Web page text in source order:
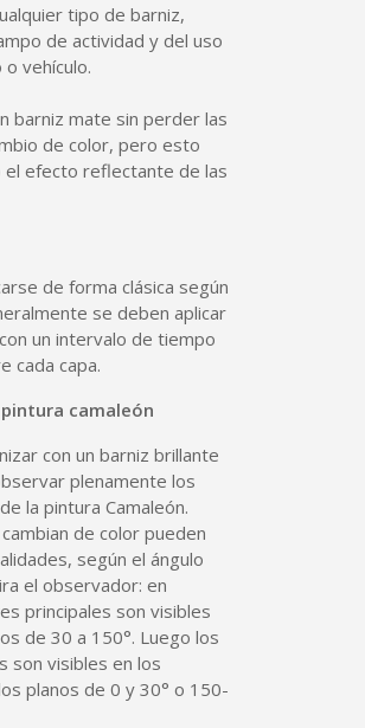
tipo de barniz,
de actividad y del uso
vehículo.
barniz mate sin perder las
de color, pero esto
el efecto reflectante de las
de forma clásica según
se deben aplicar
un intervalo de tiempo
cada capa.
camaleón
con un barniz brillante
plenamente los
la pintura Camaleón.
de color pueden
según el ángulo
el observador: en
principales son visibles
de 30 a 150°. Luego los
son visibles en los
planos de 0 y 30° o 150-